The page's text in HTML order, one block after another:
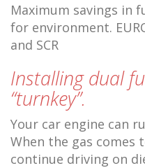
Maximum savings in
for environment.
and SCR
Installing dual
“turnkey”.
Your car engine can
When the gas comes
continue driving on